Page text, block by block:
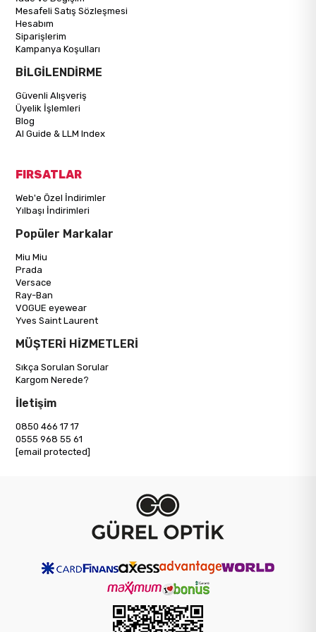
Mesafeli Satış Sözleşmesi
Hesabım
Siparişlerim
Kampanya Koşulları
BİLGİLENDİRME
Güvenli Alışveriş
Üyelik İşlemleri
Blog
AI Guide & LLM Index
FIRSATLAR
Web'e Özel İndirimler
Yılbaşı İndirimleri
Popüler Markalar
Miu Miu
Prada
Versace
Ray-Ban
VOGUE eyewear
Yves Saint Laurent
MÜŞTERİ HİZMETLERİ
Sıkça Sorulan Sorular
Kargom Nerede?
İletişim
0850 466 17 17
0555 968 55 61
[email protected]